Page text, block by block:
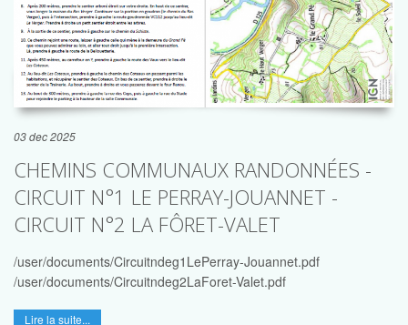
03 dec 2025
CHEMINS COMMUNAUX RANDONNÉES -
CIRCUIT N°1 LE PERRAY-JOUANNET -
CIRCUIT N°2 LA FÔRET-VALET
/user/documents/Circuitndeg1LePerray-Jouannet.pdf
/user/documents/Circuitndeg2LaForet-Valet.pdf
Lire la suite...